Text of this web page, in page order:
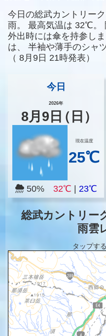
今日の総武カントリー
雨。
最高気温は 32℃。
外出時には傘を持参しま
は、
半袖や薄手のシャ
（ 8月9日 21時発表）
今日
2026年
8月 9 日（日）
現在温度
25℃
50% 32℃ 23℃
総武カントリー
雨雲
タップす